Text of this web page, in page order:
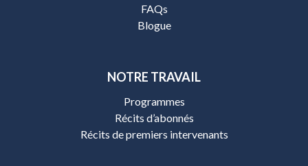
FAQs
Blogue
NOTRE TRAVAIL
Programmes
Récits d’abonnés
Récits de premiers intervenants